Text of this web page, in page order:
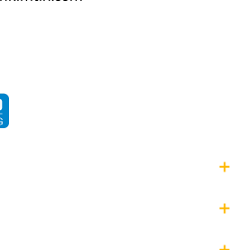
thơm ngon của từng hạt
chính là khả năng hạn
tiết kiệm điện năng mà